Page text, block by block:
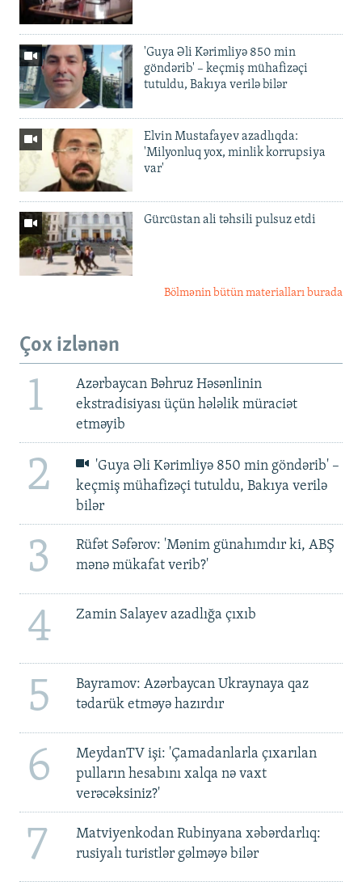
'Guya Əli Kərimliyə 850 min
göndərib' – keçmiş mühafizəçi
tutuldu, Bakıya verilə bilər
Elvin Mustafayev azadlıqda:
'Milyonluq yox, minlik korrupsiya
var'
Gürcüstan ali təhsili pulsuz etdi
Bölmənin bütün materialları burada
Çox izlənən
1
Azərbaycan Bəhruz Həsənlinin
ekstradisiyası üçün hələlik müraciət
etməyib
2
'Guya Əli Kərimliyə 850 min göndərib' –
keçmiş mühafizəçi tutuldu, Bakıya verilə
bilər
3
Rüfət Səfərov: 'Mənim günahımdır ki, ABŞ
mənə mükafat verib?'
4 Zamin Salayev azadlığa çıxıb
5
Bayramov: Azərbaycan Ukraynaya qaz
tədarük etməyə hazırdır
6
MeydanTV işi: 'Çamadanlarla çıxarılan
pulların hesabını xalqa nə vaxt
verəcəksiniz?'
7
Matviyenkodan Rubinyana xəbərdarlıq:
rusiyalı turistlər gəlməyə bilər